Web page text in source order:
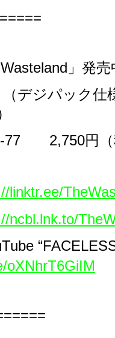
」発売
（デジパック
77 2,750円
linktr.ee/
ncbl.lnk.to/
“
oXNhrT6GiIM